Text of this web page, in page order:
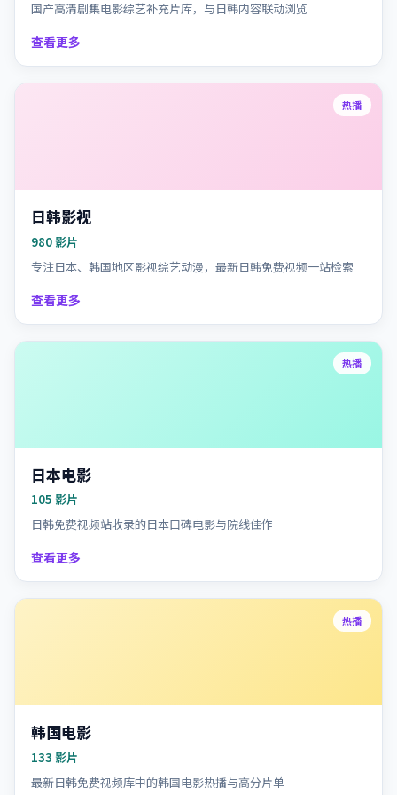
国产高清剧集电影综艺补充片库，与日韩内容联动浏览
查看更多
热播
日韩影视
980影片
专注日本、韩国地区影视综艺动漫，最新日韩免费视频一站检索
查看更多
热播
日本电影
105 影片
日韩免费视频站收录的日本口碑电影与院线佳作
查看更多
热播
韩国电影
133 影片
最新日韩免费视频库中的韩国电影热播与高分片单